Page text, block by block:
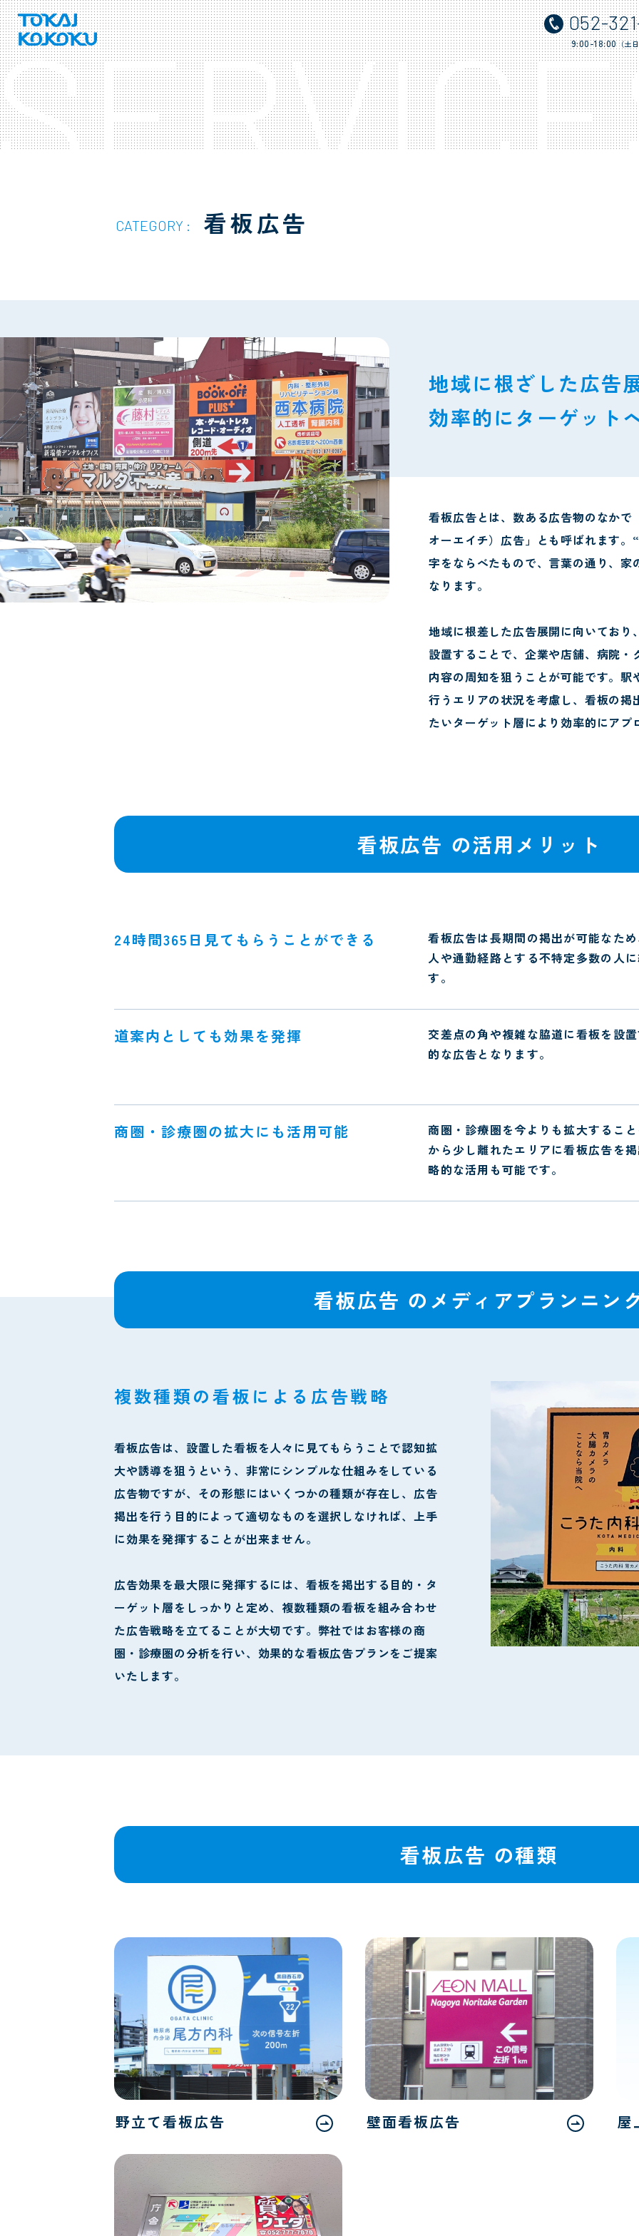
052-
9:00-18:00（土
CATEGORY : 看板広告
地域に根ざした広告
効率的にターゲット
看板広告とは、数ある広告物のなか
オーエイチ）広告」とも呼ばれます
字をならべたもので、言葉の通り、
なります。
地域に根差した広告展開に向いてお
設置することで、企業や店舗、病院
内容の周知を狙うことが可能です。
行うエリアの状況を考慮し、看板の
たいターゲット層により効率的にアプ
看板広告 の活用メリット
24時間365日見てもらうことができる
看板広告は長期間の掲出が可能なた
人や通勤経路とする不特定多数の人
す。
道案内としても効果を発揮
交差点の角や複雑な脇道に看板を設
的な広告となります。
商圏・診療圏の拡大にも活用可能
商圏・診療圏を今よりも拡大するこ
から少し離れたエリアに看板広告を
略的な活用も可能です。
看板広告 の メディアプランニン
複数種類の看板による広告戦略
看板広告は、設置した看板を人々に見てもらうことで認知拡
大や誘導を狙うという、非常にシンプルな仕組みをしている
広告物ですが、その形態にはいくつかの種類が存在し、広告
掲出を行う目的によって適切なものを選択しなければ、上手
に効果を発揮することが出来ません。
広告効果を最大限に発揮するには、看板を掲出する目的・タ
ーゲット層をしっかりと定め、複数種類の看板を組み合わせ
た広告戦略を立てることが大切です。弊社ではお客様の商
圏・診療圏の分析を行い、効果的な看板広告プランをご提案
いたします。
看板広告 の種類
野立て看板広告 壁面看板広告 屋